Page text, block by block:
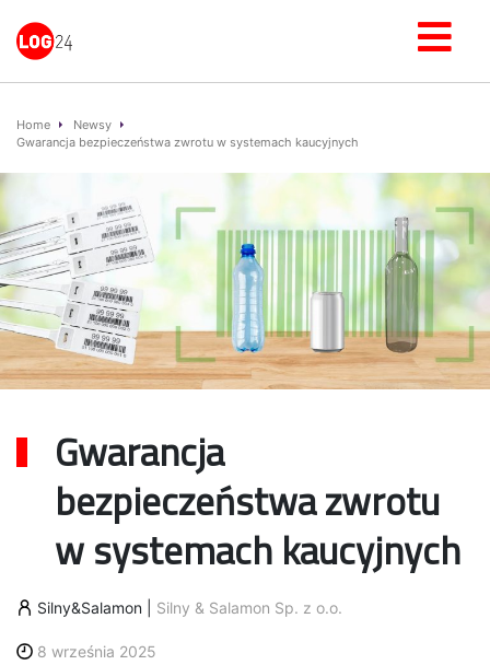
Home
Newsy
Gwarancja bezpieczeństwa zwrotu w systemach kaucyjnych
Gwarancja
bezpieczeństwa zwrotu
w systemach kaucyjnych
Silny&Salamon Silny & Salamon Sp. z o.o.
8 września 2025